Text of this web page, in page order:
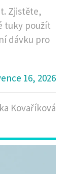
Zjistěte,
tuky použít
dávku pro
16, 2026
Kovaříková